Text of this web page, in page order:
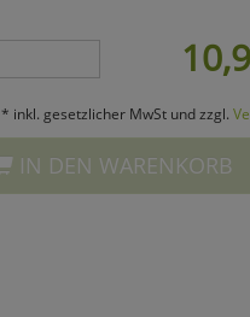
* inkl. gesetzlicher MwSt und zzgl.
IN DEN WARENKORB